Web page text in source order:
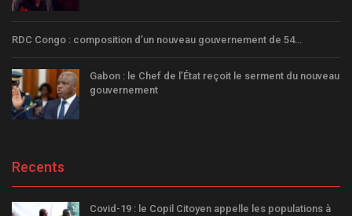
RDC Congo : composition d’un nouveau gouvernement de 54…
Gabon : le Chef de l’État reçoit le serment du nouveau
gouvernement
Recents
Covid-19 : le Copil Citoyen appelle les populations à